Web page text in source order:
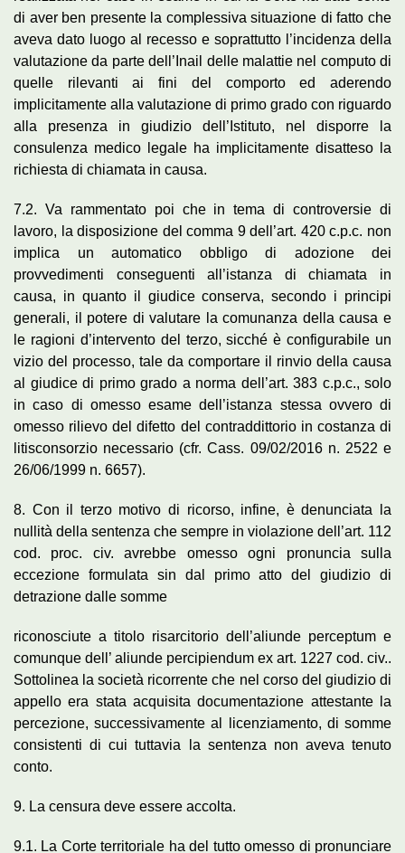
di aver ben presente la complessiva situazione di fatto che
aveva dato luogo al recesso e soprattutto l’incidenza della
valutazione da parte dell’Inail delle malattie nel computo di
quelle rilevanti ai fini del comporto ed aderendo
implicitamente alla valutazione di primo grado con riguardo
alla presenza in giudizio dell’Istituto, nel disporre la
consulenza medico legale ha implicitamente disatteso la
richiesta di chiamata in causa.
7.2. Va rammentato poi che in tema di controversie di
lavoro, la disposizione del comma 9 dell’art. 420 c.p.c. non
implica un automatico obbligo di adozione dei
provvedimenti conseguenti all’istanza di chiamata in
causa, in quanto il giudice conserva, secondo i principi
generali, il potere di valutare la comunanza della causa e
le ragioni d’intervento del terzo, sicché è configurabile un
vizio del processo, tale da comportare il rinvio della causa
al giudice di primo grado a norma dell’art. 383 c.p.c., solo
in caso di omesso esame dell’istanza stessa ovvero di
omesso rilievo del difetto del contraddittorio in costanza di
litisconsorzio necessario (cfr. Cass. 09/02/2016 n. 2522 e
26/06/1999 n. 6657).
8. Con il terzo motivo di ricorso, infine, è denunciata la
nullità della sentenza che sempre in violazione dell’art. 112
cod. proc. civ. avrebbe omesso ogni pronuncia sulla
eccezione formulata sin dal primo atto del giudizio di
detrazione dalle somme
riconosciute a titolo risarcitorio dell’aliunde perceptum e
comunque dell’ aliunde percipiendum ex art. 1227 cod. civ..
Sottolinea la società ricorrente che nel corso del giudizio di
appello era stata acquisita documentazione attestante la
percezione, successivamente al licenziamento, di somme
consistenti di cui tuttavia la sentenza non aveva tenuto
conto.
9. La censura deve essere accolta.
9.1. La Corte territoriale ha del tutto omesso di pronunciare